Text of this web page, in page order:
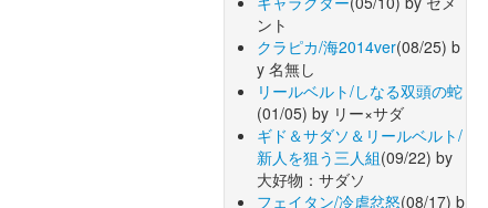
ント
クラピカ/海2014ver(08/25) b
y 名無し
リールベルト/しなる双頭の蛇
(01/05) by リー×サダ
ギド＆サダソ＆リールベルト/
新人を狙う三人組(09/22) by
大好物：サダソ
フェイタン/冷虐忿怒(08/17) b